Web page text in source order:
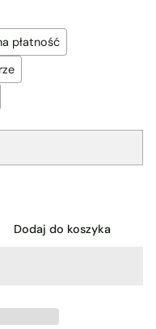
płatność
Dodaj do koszyka